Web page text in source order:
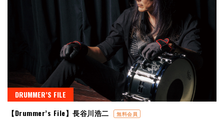
DRUMMER’S FILE
【Drummer’s File】長谷川浩二
無料会員